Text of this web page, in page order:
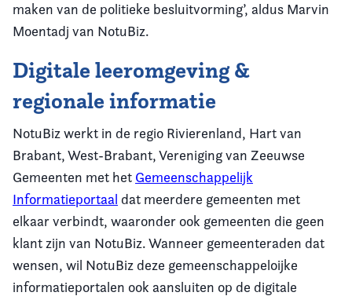
maken van de politieke besluitvorming’, aldus Marvin
Moentadj van NotuBiz.
Digitale leeromgeving &
regionale informatie
NotuBiz werkt in de regio Rivierenland, Hart van
Brabant, West-Brabant, Vereniging van Zeeuwse
Gemeenten met het Gemeenschappelijk
Informatieportaal dat meerdere gemeenten met
elkaar verbindt, waaronder ook gemeenten die geen
klant zijn van NotuBiz. Wanneer gemeenteraden dat
wensen, wil NotuBiz deze gemeenschappeloijke
informatieportalen ook aansluiten op de digitale